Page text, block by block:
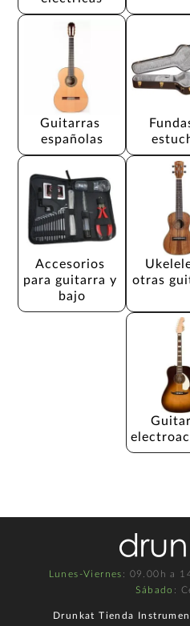
Guitarras
españolas
Accesorios
para guitarra y
bajo
otras
Lunes-Viernes : 09.00h a
Sábado :
Drunkat Tienda